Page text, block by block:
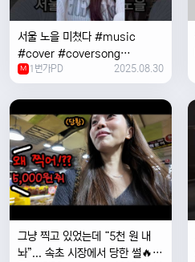
서울 노을 미쳤다 #music
#cover #coversong
#singer #서울 #노을 #한국 #
한강
M 1번가PD 2025.08.30
그냥 찍고 있었는데 “5천 원 내
놔”... 속초 시장에서 당한 썰🔥